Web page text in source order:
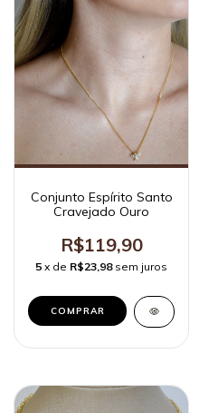
Conjunto Espírito Santo
Cravejado Ouro
R$119,90
5 x de R$23,98 sem juros